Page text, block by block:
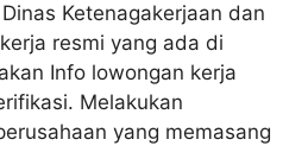
Ketenagakerjaan dan
resmi yang ada di
Info lowongan kerja
Melakukan
yang memasang